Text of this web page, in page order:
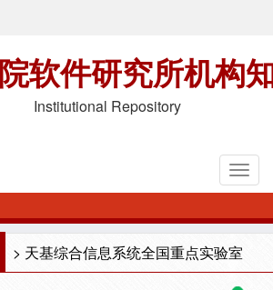
软件研究所机构
Institutional Repository
> 天基综合信息系统全国重点实验室